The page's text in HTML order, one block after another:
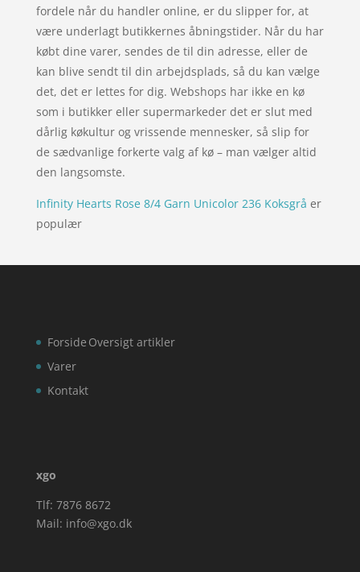
fordele når du handler online, er du slipper for, at
være underlagt butikkernes åbningstider. Når du har
købt dine varer, sendes de til din adresse, eller de
kan blive sendt til din arbejdsplads, så du kan vælge
det, det er lettes for dig. Webshops har ikke en kø
som i butikker eller supermarkeder det er slut med
dårlig køkultur og vrissende mennesker, så slip for
de sædvanlige forkerte valg af kø – man vælger altid
den langsomste.
Infinity Hearts Rose 8/4 Garn Unicolor 236 Koksgrå er
populær
Forside
Varer
Kontakt
Oversigt artikler
xgo
Tlf: 7876 8672
Mail: info@xgo.dk